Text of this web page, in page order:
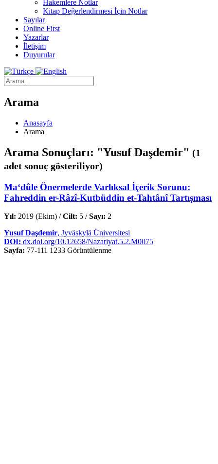
Hakemlere Notlar
Kitap Değerlendirmesi İçin Notlar
Sayılar
Online First
Yazarlar
İletişim
Duyurular
Arama
Anasayfa
Arama
Arama Sonuçları: "Yusuf Daşdemir" (1
adet sonuç gösteriliyor)
Ma‘dûle Önermelerde Varlıksal İçerik Sorunu:
Fahreddin er-Râzî-Kutbüddin et-Tahtânî Tartışması
Yıl: 2019 (Ekim) /Cilt: 5 /Sayı: 2
Yusuf Daşdemir, Jyväskylä Üniversitesi
DOI: dx.doi.org/10.12658/Nazariyat.5.2.M0075
Sayfa: 77-111 1233 Görüntülenme